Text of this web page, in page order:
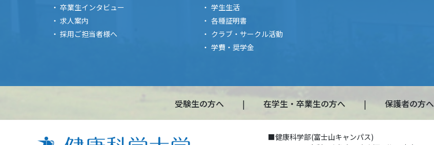
卒業生インタビュー
求人案内
採用ご担当者様へ
学生生活
各種証明書
クラブ・サークル活動
学費・奨学金
受験生の方へ 在学生・卒業生の方へ 保護者の方へ
■健康科学部(富士山キャンパス)